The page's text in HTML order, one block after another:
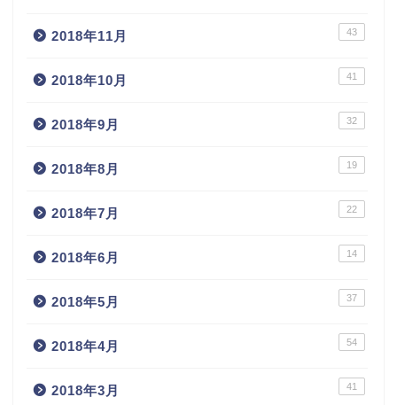
2018年11月 43
2018年10月 41
2018年9月 32
2018年8月 19
2018年7月 22
2018年6月 14
2018年5月 37
2018年4月 54
2018年3月 41